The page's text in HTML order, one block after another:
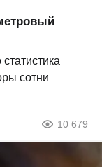
сотни
10 679